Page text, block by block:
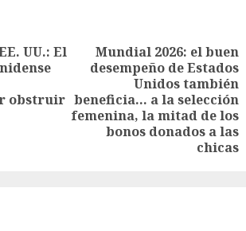
UU.: El
obstruir
Mundial 2026: el buen
desempeño de Estados
Unidos también
beneficia… a la selección
femenina, la mitad de los
bonos donados a las
chicas